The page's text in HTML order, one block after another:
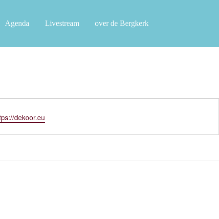
Agenda Livestream over de Bergkerk
dekoor.eu